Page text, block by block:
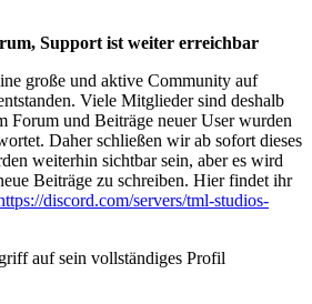
Support ist weiter erreichbar
große und aktive Community auf
Viele Mitglieder sind deshalb
Forum und Beiträge neuer User wurden
Daher schließen wir ab sofort dieses
weiterhin sichtbar sein, aber es wird
Beiträge zu schreiben. Hier findet ihr
discord.com/servers/tml-studios-
auf sein vollständiges Profil